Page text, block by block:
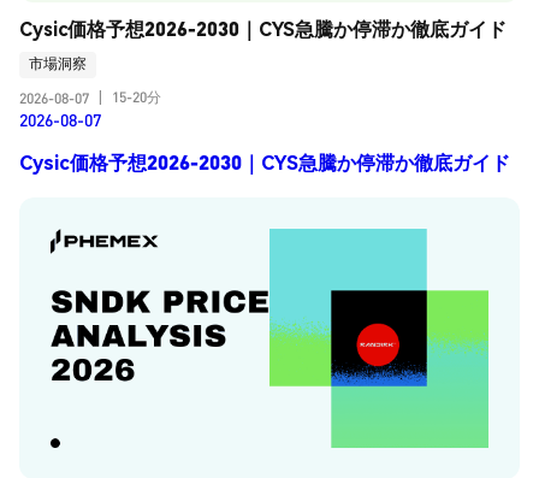
Cysic価格予想2026-2030｜CYS急騰か停滞か徹底ガイド
市場洞察
2026-08-07
15-20分
2026-08-07
Cysic価格予想2026-2030｜CYS急騰か停滞か徹底ガイド